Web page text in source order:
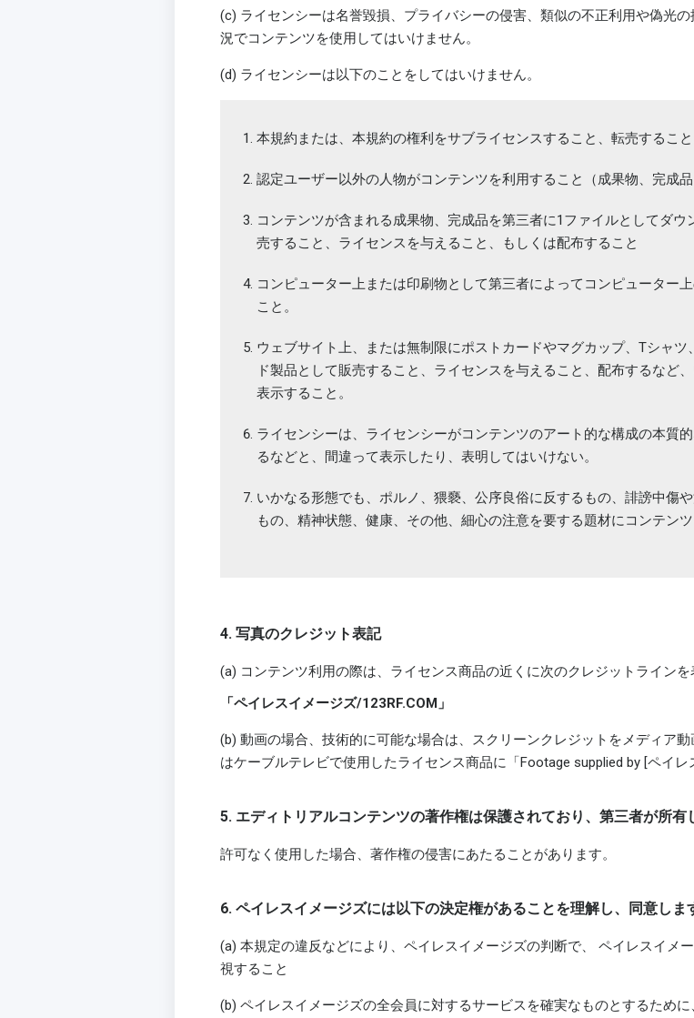
(c) ライセンシーは名誉毀損、プライバシーの侵害、類似の不正利用や偽光
況でコンテンツを使用してはいけません。
(d) ライセンシーは以下のことをしてはいけません。
本規約または、本規約の権利をサブライセンスすること、転売するこ
認定ユーザー以外の人物がコンテンツを利用すること（成果物、完成品
コンテンツが含まれる成果物、完成品を第三者に1ファイルとしてダ
売すること、ライセンスを与えること、もしくは配布すること
コンピューター上または印刷物として第三者によってコンピューター
こと。
ウェブサイト上、または無制限にポストカードやマグカップ、Tシャ
ド製品として販売すること、ライセンスを与えること、配布するなど
表示すること。
ライセンシーは、ライセンシーがコンテンツのアート的な構成の本質
るなどと、間違って表示したり、表明してはいけない。
いかなる形態でも、ポルノ、猥褻、公序良俗に反するもの、誹謗中傷
もの、精神状態、健康、その他、細心の注意を要する題材にコンテンツ
4. 写真のクレジット表記
(a) コンテンツ利用の際は、ライセンス商品の近くに次のクレジットラインを
「ペイレスイメージズ/123RF.COM」
(b) 動画の場合、技術的に可能な場合は、スクリーンクレジットをメディア
はケーブルテレビで使用したライセンス商品に「Footage supplied by [ペイレ
5. エディトリアルコンテンツの著作権は保護されており、第三者が所有
許可なく使用した場合、著作権の侵害にあたることがあります。
6. ペイレスイメージズには以下の決定権があることを理解し、同意しま
(a) 本規定の違反などにより、ペイレスイメージズの判断で、 ペイレスイメ
視すること
(b) ペイレスイメージズの全会員に対するサービスを確実なものとするため